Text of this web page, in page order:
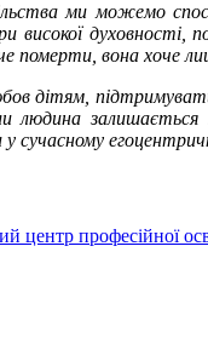
ми можемо
духовності,
померти, вона хоче
дітям,
людина
сучасному